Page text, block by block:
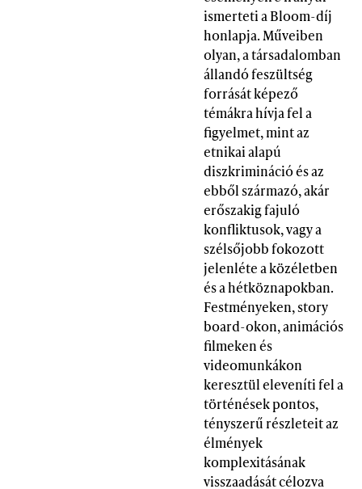
ismerteti a Bloom-díj
honlapja. Műveiben
olyan, a társadalomban
állandó feszültség
forrását képező
témákra hívja fel a
figyelmet, mint az
etnikai alapú
diszkrimináció és az
ebből származó, akár
erőszakig fajuló
konfliktusok, vagy a
szélsőjobb fokozott
jelenléte a közéletben
és a hétköznapokban.
Festményeken, story
board-okon, animációs
filmeken és
videomunkákon
keresztül eleveníti fel a
történések pontos,
tényszerű részleteit az
élmények
komplexitásának
visszaadását célozva